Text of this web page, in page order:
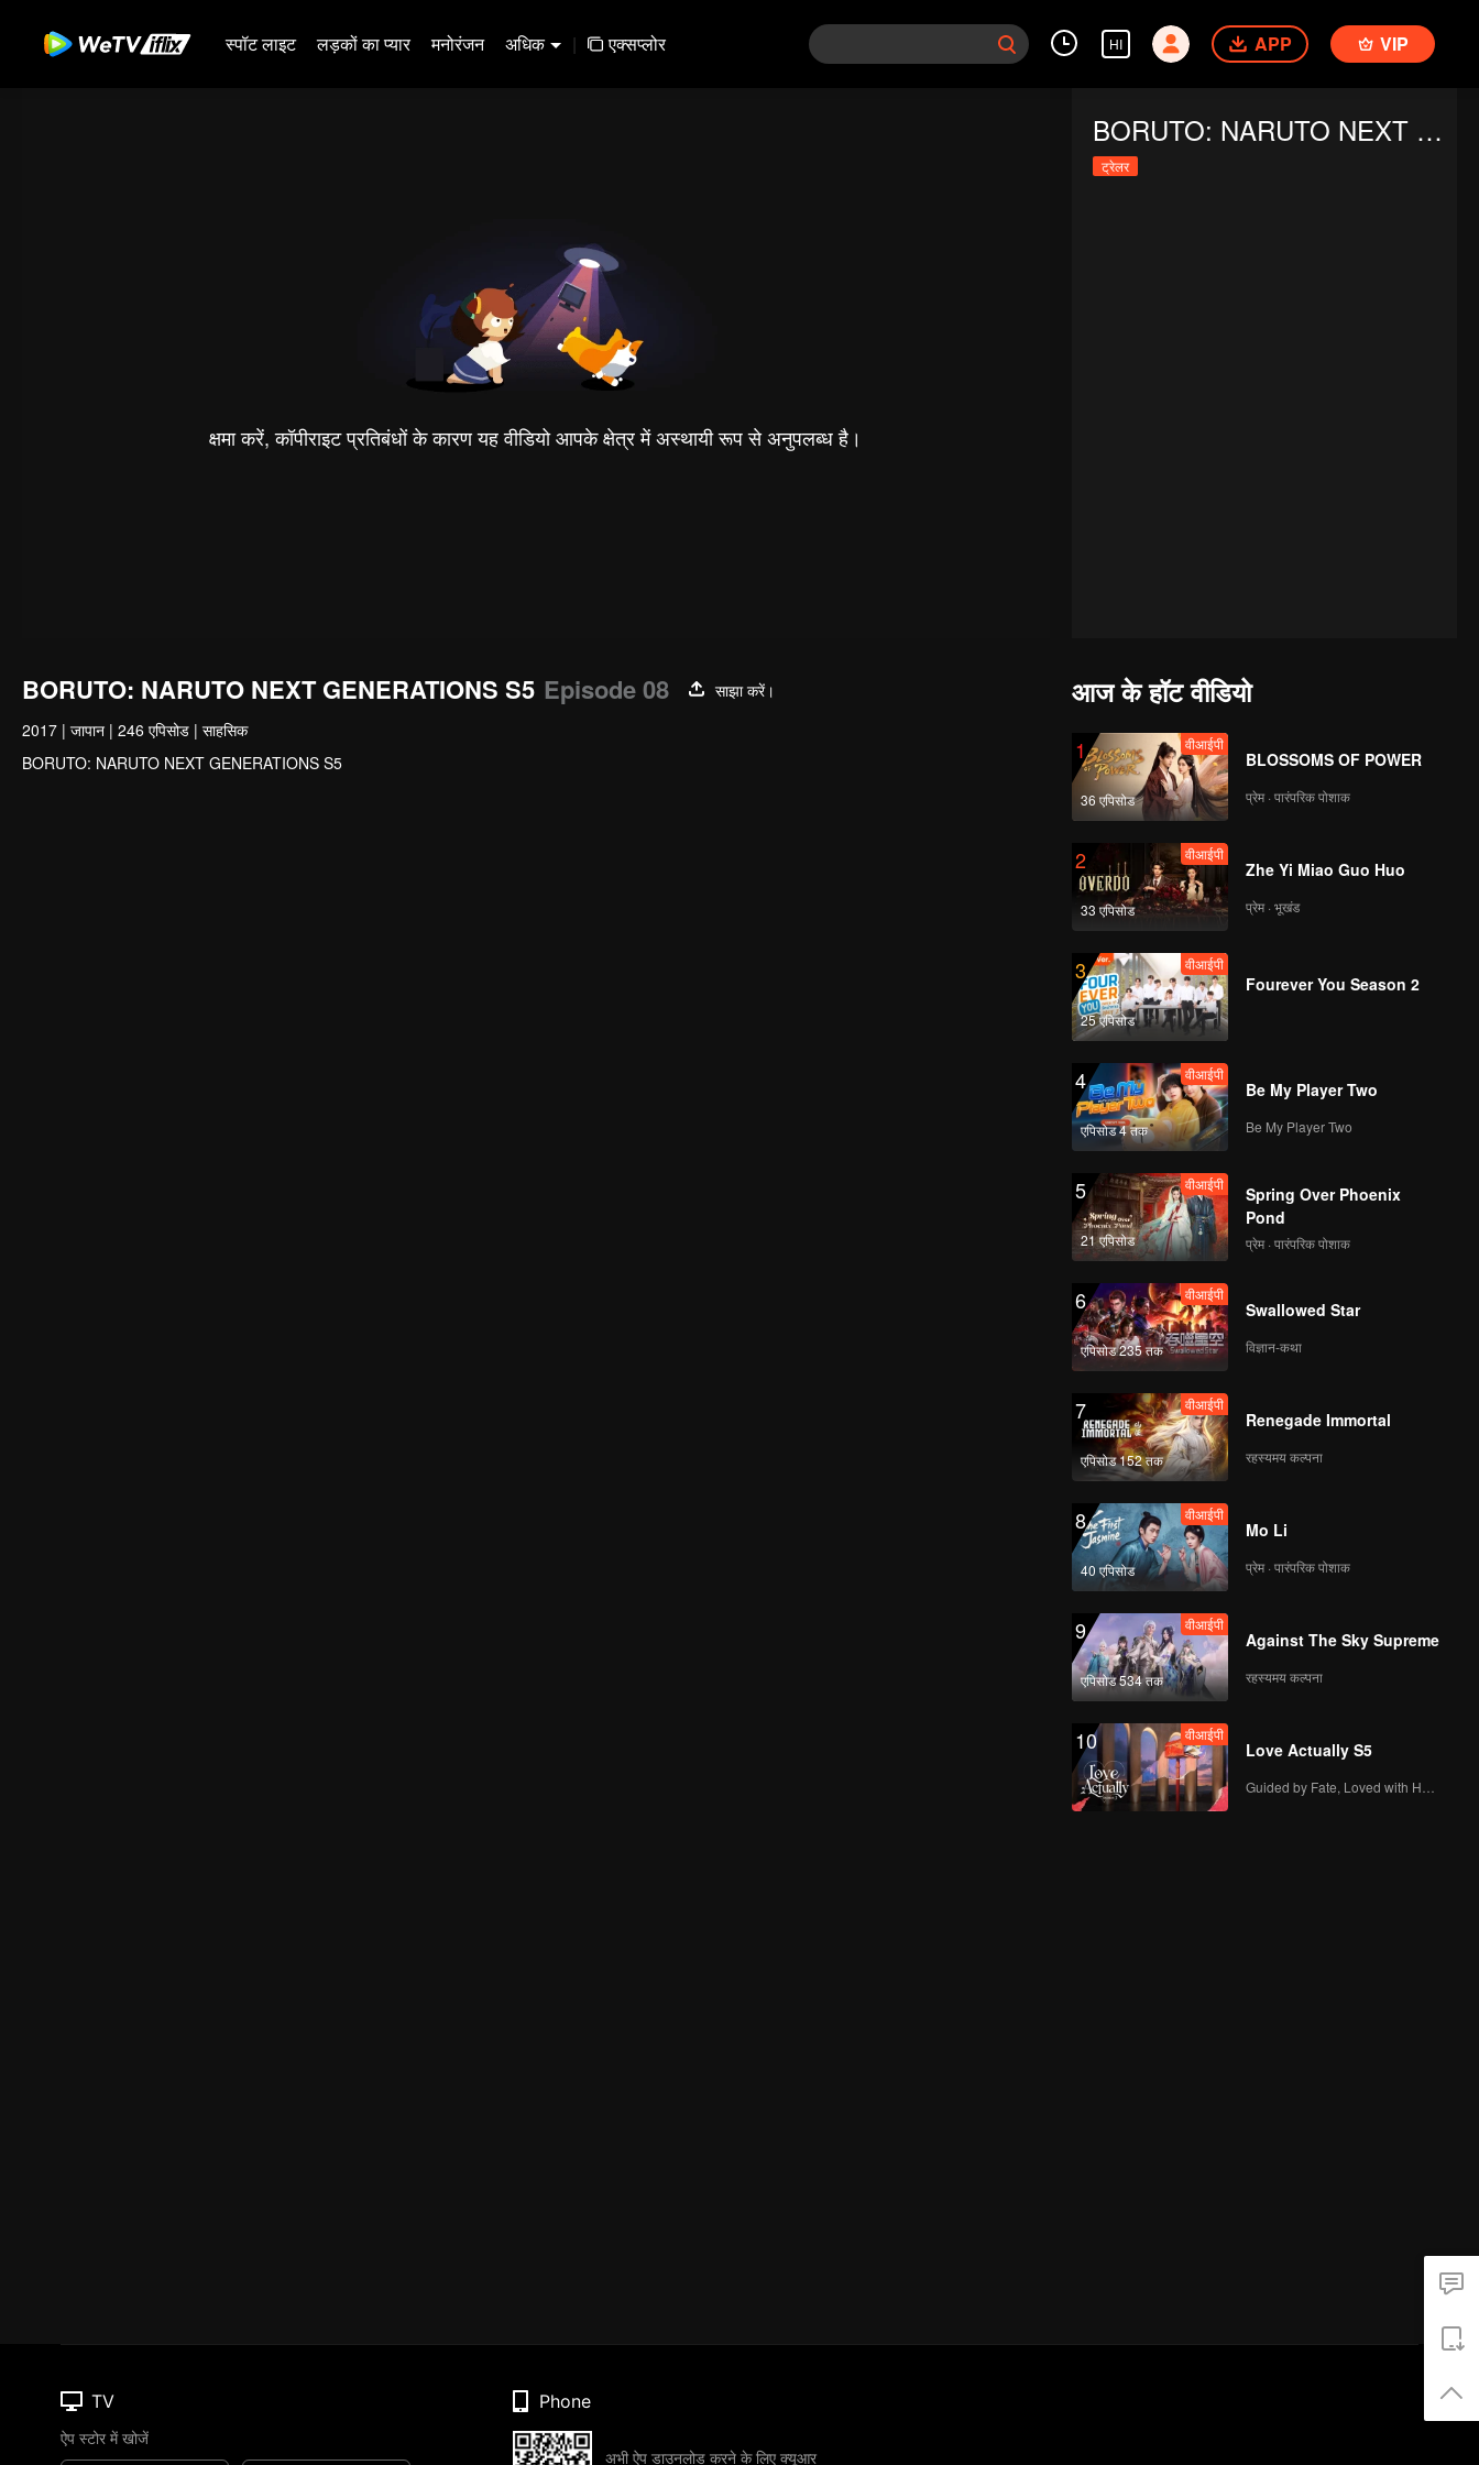
स्पॉट लाइट लड़कों का प्यार मनोरंजन अधिक | एक्सप्लोर HI APP VIP
क्षमा करें, कॉपीराइट प्रतिबंधों के कारण यह वीडियो आपके क्षेत्र में अस्थायी रूप से अनुपलब्ध है।
BORUTO: NARUTO NEXT GENERATIONS S5
ट्रेलर
BORUTO: NARUTO NEXT GENERATIONS S5 Episode 08
साझा करें।
2017 | जापान | 246 एपिसोड | साहसिक
BORUTO: NARUTO NEXT GENERATIONS S5
आज के हॉट वीडियो
1
36 एपिसोड
वीआईपी
BLOSSOMS OF POWER
प्रेम · पारंपरिक पोशाक
2
33 एपिसोड
वीआईपी
Zhe Yi Miao Guo Huo
प्रेम · भूखंड
3
25 एपिसोड
वीआईपी
Fourever You Season 2
4
एपिसोड 4 तक
वीआईपी
Be My Player Two
Be My Player Two
5
21 एपिसोड
वीआईपी
Spring Over Phoenix
Pond
प्रेम · पारंपरिक पोशाक
6
एपिसोड 235 तक
वीआईपी
Swallowed Star
विज्ञान-कथा
7
एपिसोड 152 तक
वीआईपी
Renegade Immortal
रहस्यमय कल्पना
8
40 एपिसोड
वीआईपी
Mo Li
प्रेम · पारंपरिक पोशाक
9
एपिसोड 534 तक
वीआईपी
Against The Sky Supreme
रहस्यमय कल्पना
10 वीआईपी
Love Actually S5
TV
ऐप स्टोर में खोजें
Phone
अभी ऐप डाउनलोड करने के लिए क्यूआर